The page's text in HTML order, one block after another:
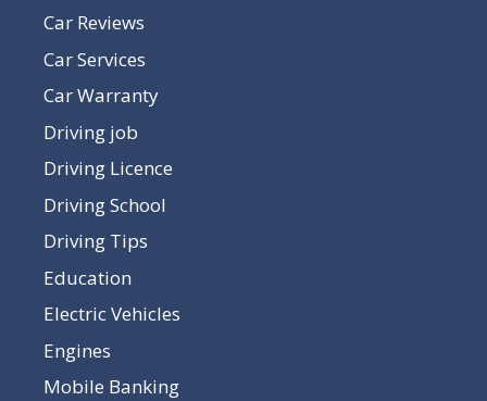
Car Reviews
Car Services
Car Warranty
Driving job
Driving Licence
Driving School
Driving Tips
Education
Electric Vehicles
Engines
Mobile Banking